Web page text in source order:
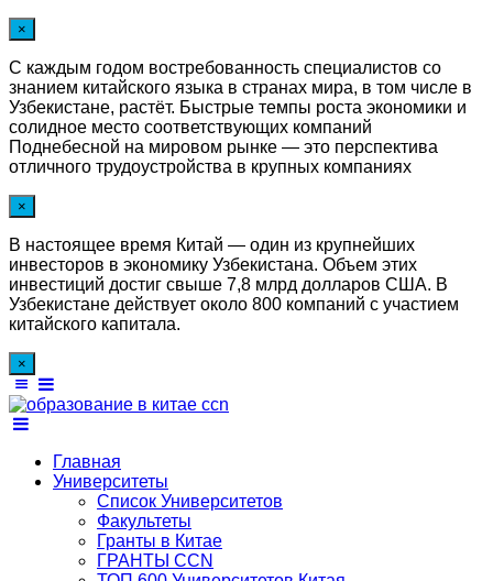
×
С каждым годом востребованность специалистов со
знанием китайского языка в странах мира, в том числе в
Узбекистане, растёт. Быстрые темпы роста экономики и
солидное место соответствующих компаний
Поднебесной на мировом рынке — это перспектива
отличного трудоустройства в крупных компаниях
×
В настоящее время Китай — один из крупнейших
инвесторов в экономику Узбекистана. Объем этих
инвестиций достиг свыше 7,8 млрд долларов США. В
Узбекистане действует около 800 компаний с участием
китайского капитала.
×
Главная
Университеты
Список Университетов
Факультеты
Гранты в Китае
ГРАНТЫ ССN